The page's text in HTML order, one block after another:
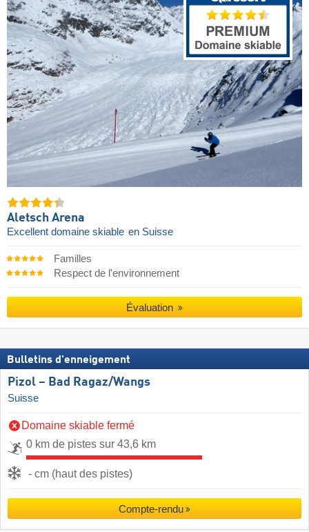
Aletsch Arena
Excellent domaine skiable en Suisse
Familles
Respect de l'environnement
Évaluation
Bulletins d'enneigement
Pizol – Bad Ragaz/​Wangs
Suisse
Domaine skiable fermé
0 km de pistes sur 43,6 km
- cm (haut des pistes)
Compte-rendu